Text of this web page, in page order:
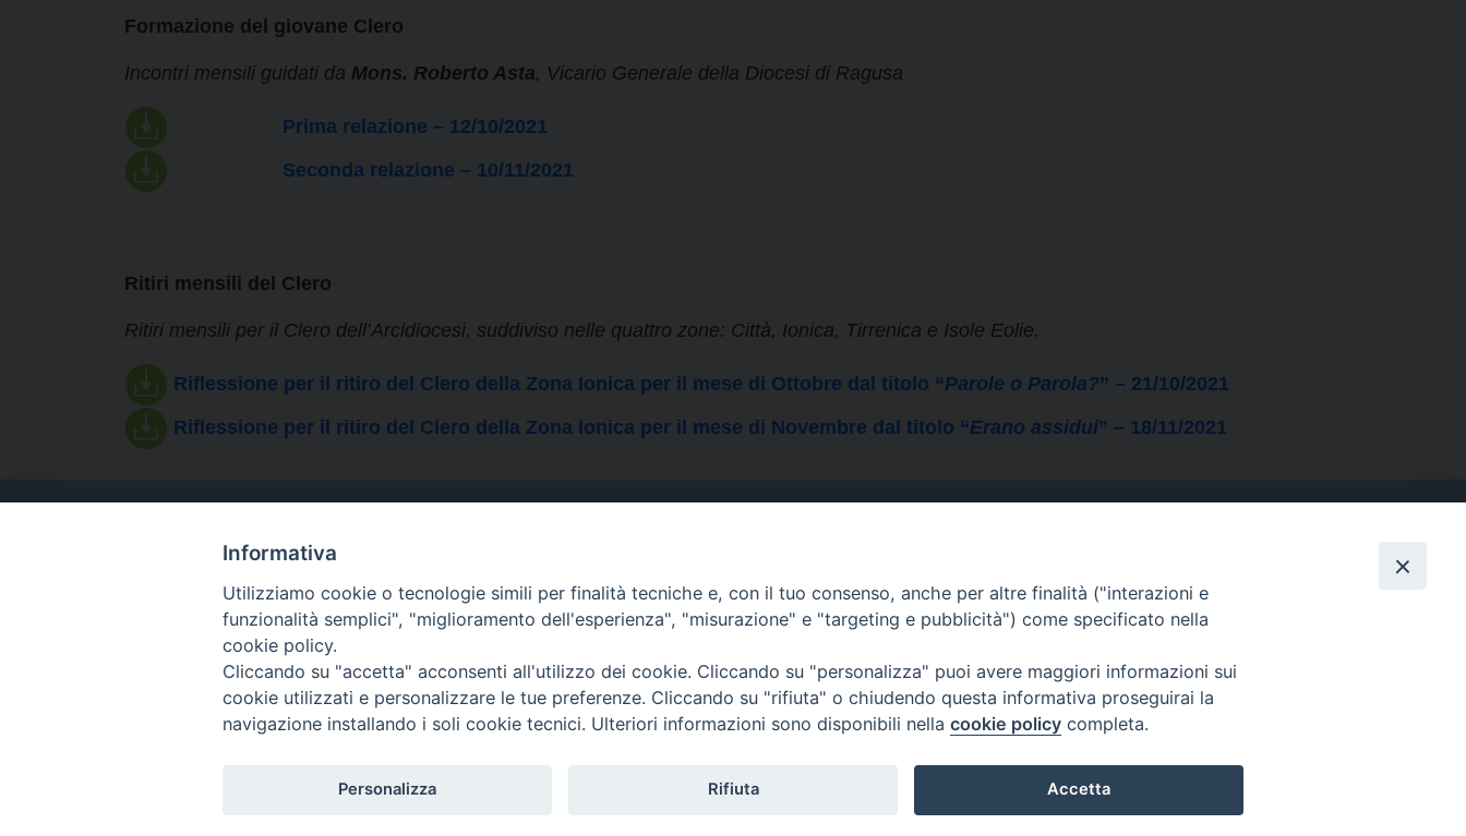
Formazione del giovane Clero
Incontri mensili guidati da Mons. Roberto Asta, Vicario Generale della Diocesi di Ragusa
Prima relazione – 12/10/2021
Seconda relazione – 10/11/2021
Ritiri mensili del Clero
Ritiri mensili per il Clero dell’Arcidiocesi, suddiviso nelle quattro zone: Città, Ionica, Tirrenica e Isole Eolie.
Riflessione per il ritiro del Clero della Zona Ionica per il mese di Ottobre dal titolo “Parole o Parola?” – 21/10/2021
Riflessione per il ritiro del Clero della Zona Ionica per il mese di Novembre dal titolo “Erano assidui” – 18/11/2021
Indirizzo
Via Garibaldi, 67 - 98122
Orari
da lunedi al venerdi dalle ore
Contatti
Tel. 090.6684111 - Fax.
arcivescovo.messina@tin.it
Canali social
Informativa
Utilizziamo cookie o tecnologie simili per finalità tecniche e, con il tuo consenso, anche per altre finalità ("interazioni e
funzionalità semplici", "miglioramento dell'esperienza", "misurazione" e "targeting e pubblicità") come specificato nella
cookie policy.
Cliccando su "accetta" acconsenti all'utilizzo dei cookie. Cliccando su "personalizza" puoi avere maggiori informazioni sui
cookie utilizzati e personalizzare le tue preferenze. Cliccando su "rifiuta" o chiudendo questa informativa proseguirai la
navigazione installando i soli cookie tecnici. Ulteriori informazioni sono disponibili nella cookie policy completa.
Personalizza Rifiuta Accetta